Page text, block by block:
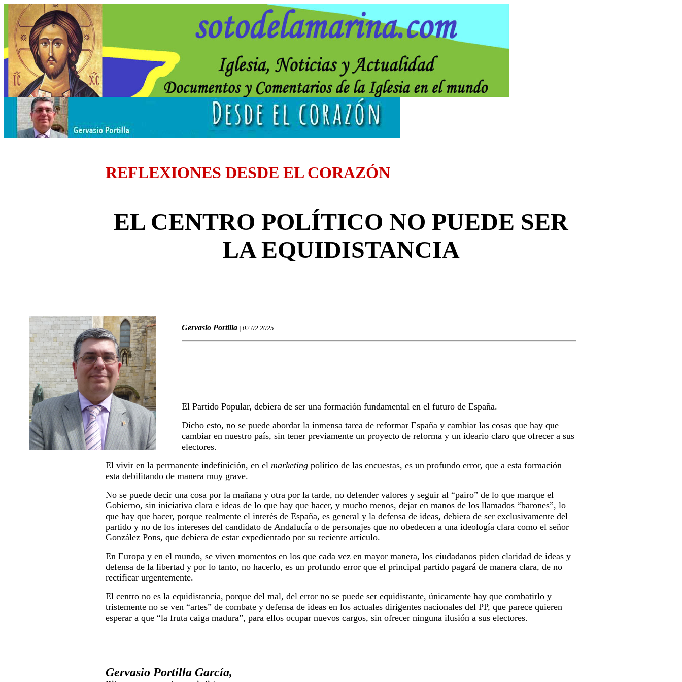
REFLEXIONES DESDE EL CORAZÓN
EL CENTRO POLÍTICO NO PUEDE SER
LA EQUIDISTANCIA
Gervasio Portilla | 02.02.2025
El Partido Popular, debiera de ser una formación fundamental en el futuro de España.
Dicho esto, no se puede abordar la inmensa tarea de reformar España y cambiar las cosas que hay que
cambiar en nuestro país, sin tener previamente un proyecto de reforma y un ideario claro que ofrecer a sus
electores.
El vivir en la permanente indefinición, en el marketing político de las encuestas, es un profundo error, que a esta formación
esta debilitando de manera muy grave.
No se puede decir una cosa por la mañana y otra por la tarde, no defender valores y seguir al “pairo” de lo que marque el
Gobierno, sin iniciativa clara e ideas de lo que hay que hacer, y mucho menos, dejar en manos de los llamados “barones”, lo
que hay que hacer, porque realmente el interés de España, es general y la defensa de ideas, debiera de ser exclusivamente del
partido y no de los intereses del candidato de Andalucía o de personajes que no obedecen a una ideología clara como el señor
González Pons, que debiera de estar expedientado por su reciente artículo.
En Europa y en el mundo, se viven momentos en los que cada vez en mayor manera, los ciudadanos piden claridad de ideas y
defensa de la libertad y por lo tanto, no hacerlo, es un profundo error que el principal partido pagará de manera clara, de no
rectificar urgentemente.
El centro no es la equidistancia, porque del mal, del error no se puede ser equidistante, únicamente hay que combatirlo y
tristemente no se ven “artes” de combate y defensa de ideas en los actuales dirigentes nacionales del PP, que parece quieren
esperar a que “la fruta caiga madura”, para ellos ocupar nuevos cargos, sin ofrecer ninguna ilusión a sus electores.
Gervasio Portilla García,